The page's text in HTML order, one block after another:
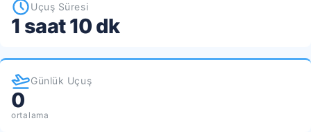
Uçuş Süresi
1 saat 10 dk
Günlük Uçuş
0
ortalama